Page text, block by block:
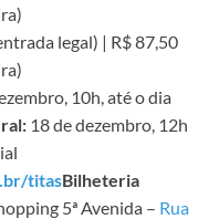
legal) | R$ 87,50
10h, até o dia
18 de dezembro, 12h
titasBilheteria
5ª Avenida – Rua